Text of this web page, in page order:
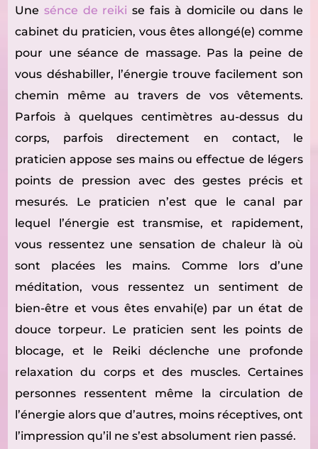
Une sénce de reiki se fais à domicile ou dans le
cabinet du praticien, vous êtes allongé(e) comme
pour une séance de massage. Pas la peine de
vous déshabiller, l’énergie trouve facilement son
chemin même au travers de vos vêtements.
Parfois à quelques centimètres au-dessus du
corps, parfois directement en contact, le
praticien appose ses mains ou effectue de légers
points de pression avec des gestes précis et
mesurés. Le praticien n’est que le canal par
lequel l’énergie est transmise, et rapidement,
vous ressentez une sensation de chaleur là où
sont placées les mains. Comme lors d’une
méditation, vous ressentez un sentiment de
bien-être et vous êtes envahi(e) par un état de
douce torpeur. Le praticien sent les points de
blocage, et le Reiki déclenche une profonde
relaxation du corps et des muscles. Certaines
personnes ressentent même la circulation de
l’énergie alors que d’autres, moins réceptives, ont
l’impression qu’il ne s’est absolument rien passé.